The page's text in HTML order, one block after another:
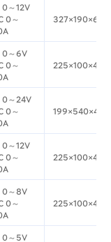
0～12V
0～
327×190×613
0～6V
0～
225×100×428
0～24V
0～
199×540×420
0～12V
0～
225×100×428
0～8V
0～
225×100×433
0～5V